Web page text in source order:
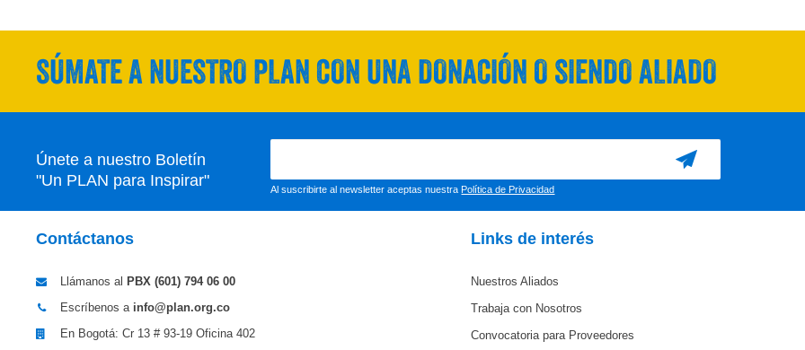
SÚMATE A NUESTRO PLAN CON UNA DONACIÓN O SIENDO ALIADO
Únete a nuestro Boletín
"Un PLAN para Inspirar"
Al suscribirte al newsletter aceptas nuestra Política de Privacidad
Contáctanos
Llámanos al PBX (601) 794 06 00
Escríbenos a info@plan.org.co
En Bogotá: Cr 13 # 93-19 Oficina 402
Links de interés
Nuestros Aliados
Trabaja con Nosotros
Convocatoria para Proveedores